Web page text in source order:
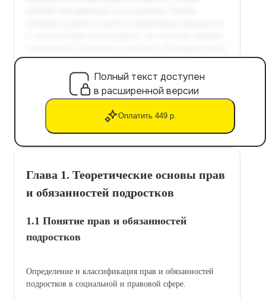
Полный текст доступен
в расширенной версии
Оплатить 449 р.
Глава 1. Теоретические основы прав
и обязанностей подростков
1.1 Понятие прав и обязанностей
подростков
Определение и классификация прав и обязанностей
подростков в социальной и правовой сфере.